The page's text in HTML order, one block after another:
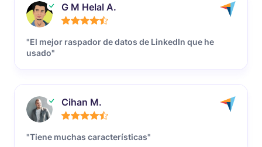
G M Helal A.
"El mejor raspador de datos de LinkedIn que he
usado"
Cihan M.
"Tiene muchas características"